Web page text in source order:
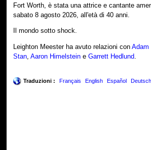
Fort Worth, è stata una attrice e cantante
sabato 8 agosto 2026, all'età di 40 anni.
Il mondo sotto shock.
Leighton Meester ha avuto relazioni conAdam
Stan,Aaron Himelstein eGarrett Hedlund.
Traduzioni : Français English Español Deutsch